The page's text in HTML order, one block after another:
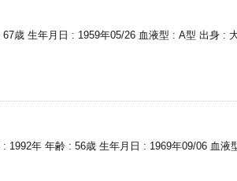
歳 生年月日 : 1959年05/26 血液型 : A型 出身 :
1992年 年齢 : 56歳 生年月日 : 1969年09/06 血